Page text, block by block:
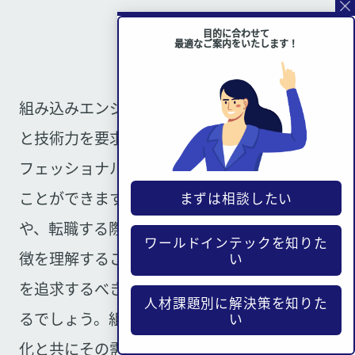
組み込みエンジニアという職業は、高い専門性
と技術力を要求される一方で、その分野のプロ
フェッショナルとして大きなやりがいを感じる
ことができます。「きつい」と言われる理由
や、転職する際のメリット、向いている人の特
徴を理解することで、自身がこのキャリアパス
を追求するべきかどうかを見極めることができ
るでしょう。組み込みエンジニアは、技術の進
化と共にその需要が高まり続ける職種であり、
目的に合わせて
最適なご案内をいたします！
まずは相談したい
ワールドインテックを知りた
い
人材課題別に解決策を知りた
い